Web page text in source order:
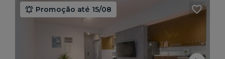
Promoção até 15/08